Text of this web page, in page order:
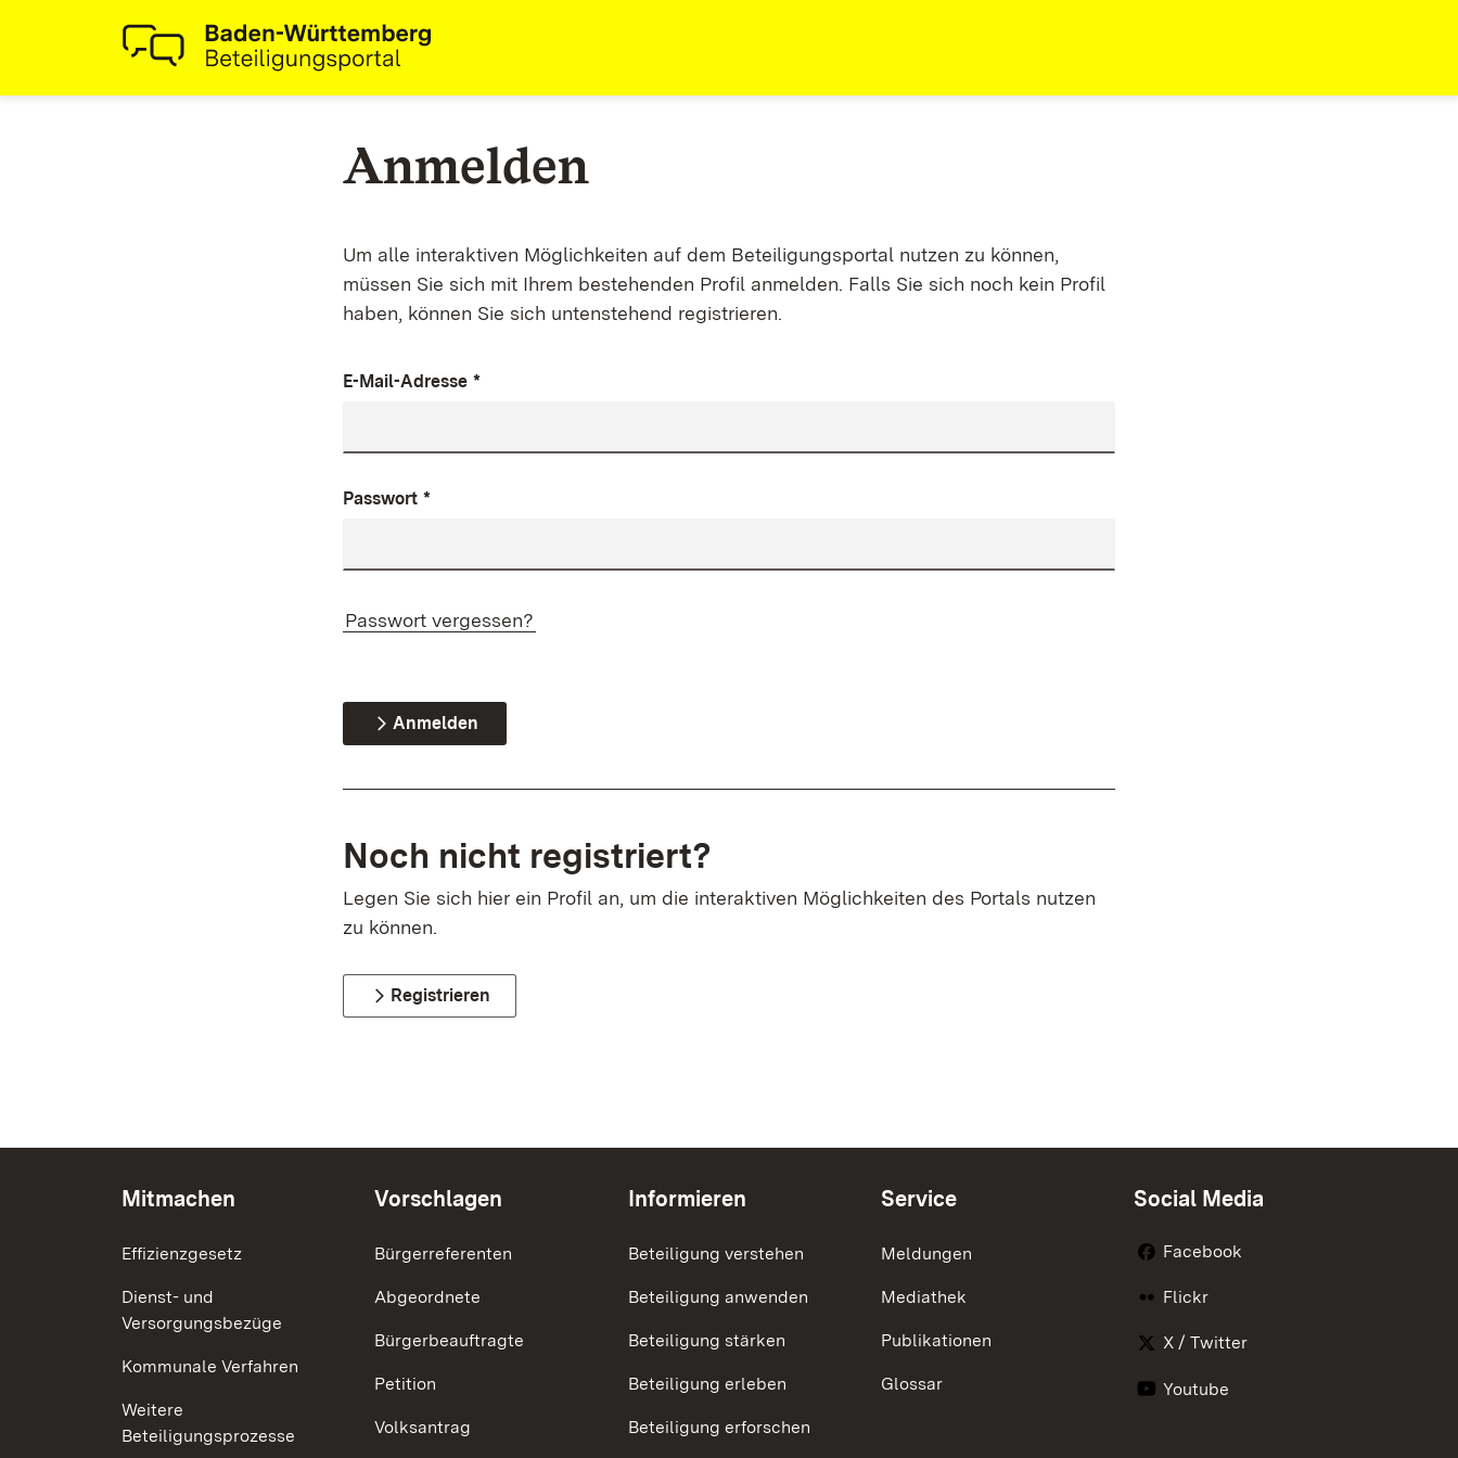
Anmelden
Um alle interaktiven Möglichkeiten auf dem Beteiligungsportal nutzen zu können,
müssen Sie sich mit Ihrem bestehenden Profil anmelden. Falls Sie sich noch kein Profil
haben, können Sie sich untenstehend registrieren.
E-Mail-Adresse *
Passwort *
Passwort vergessen?
Anmelden
Noch nicht registriert?
Legen Sie sich hier ein Profil an, um die interaktiven Möglichkeiten des Portals nutzen
zu können.
Registrieren
Mitmachen
Effizienzgesetz
Dienst- und
Versorgungsbezüge
Kommunale Verfahren
Weitere
Beteiligungsprozesse
Vorschlagen
Bürgerreferenten
Abgeordnete
Bürgerbeauftragte
Petition
Volksantrag
Informieren
Beteiligung verstehen
Beteiligung anwenden
Beteiligung stärken
Beteiligung erleben
Beteiligung erforschen
Service
Meldungen
Mediathek
Publikationen
Glossar
Social Media
Facebook
Flickr
X / Twitter
Youtube